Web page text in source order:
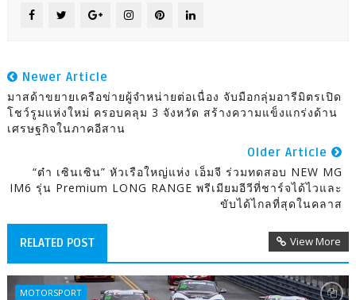
Newer Article
มาสด้าขยายเครือข่ายผู้จำหน่ายต่อเนื่อง จับมือกลุ่มอารีมิตรเปิด
โชว์รูมแห่งใหม่ ครอบคลุม 3 จังหวัด สร้างความแข็งแกร่งด้าน
เศรษฐกิจในภาคอีสาน
Older Article
“ต๋า เซินเซิน” หัวเรือใหญ่แห่ง เอ็มจี ร่วมทดสอบ NEW MG
IM6 รุ่น Premium LONG RANGE พรีเมียมอีวีที่ชาร์จได้ไวและ
ขับได้ไกลที่สุดในคลาส
RELATED POST View More
MOTORSPORT